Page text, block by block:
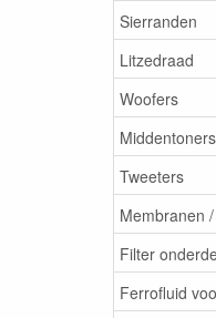
Sierranden
Litzedraad
Woofers
Middentoners
Tweeters
Membranen
Filter
Ferrofluid